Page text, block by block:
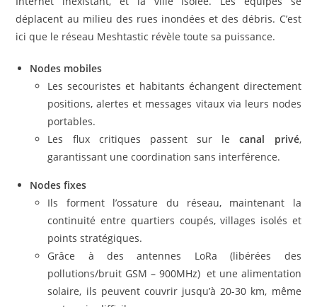
déplacent au milieu des rues inondées et des débris. C’est
ici que le réseau Meshtastic révèle toute sa puissance.
Nodes mobiles
Les secouristes et habitants échangent directement
positions, alertes et messages vitaux via leurs nodes
portables.
Les flux critiques passent sur lecanal privé,
garantissant une coordination sans interférence.
Nodes fixes
Ils forment l’ossature du réseau, maintenant la
continuité entre quartiers coupés, villages isolés et
points stratégiques.
Grâce à des antennes LoRa (libérées des
pollutions/bruit GSM – 900MHz) et une alimentation
solaire, ils peuvent couvrir jusqu’à 20-30 km, même